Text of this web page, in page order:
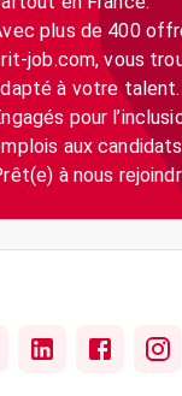
plus de 400
job.com, vous
à votre talent.
pour
aux